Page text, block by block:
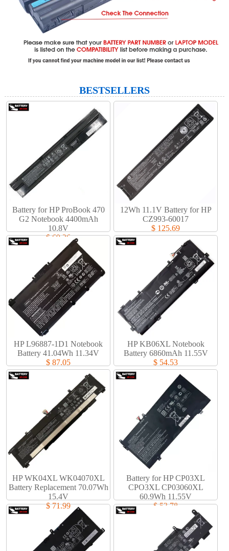
BESTSELLERS
Battery for HP ProBook 470
G2 Notebook 4400mAh
10.8V
$ 69.36
12Wh 11.1V Battery for HP
CZ993-60017
$ 125.69
HP L96887-1D1 Notebook
Battery 41.04Wh 11.34V
$ 87.05
HP KB06XL Notebook
Battery 6860mAh 11.55V
$ 54.53
HP WK04XL WK04070XL
Battery Replacement 70.07Wh
15.4V
$ 71.99
Battery for HP CP03XL
CPO3XL CP03060XL
60.9Wh 11.55V
$ 53.78